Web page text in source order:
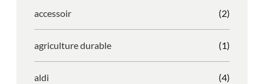
accessoir (2)
agriculture durable (1)
aldi (4)